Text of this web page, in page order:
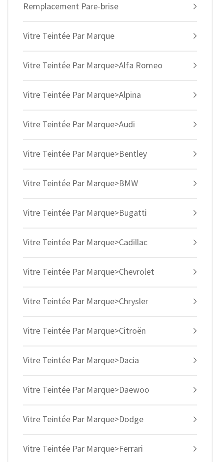
Remplacement Pare-brise
Vitre Teintée Par Marque
Vitre Teintée Par Marque>Alfa Romeo
Vitre Teintée Par Marque>Alpina
Vitre Teintée Par Marque>Audi
Vitre Teintée Par Marque>Bentley
Vitre Teintée Par Marque>BMW
Vitre Teintée Par Marque>Bugatti
Vitre Teintée Par Marque>Cadillac
Vitre Teintée Par Marque>Chevrolet
Vitre Teintée Par Marque>Chrysler
Vitre Teintée Par Marque>Citroën
Vitre Teintée Par Marque>Dacia
Vitre Teintée Par Marque>Daewoo
Vitre Teintée Par Marque>Dodge
Vitre Teintée Par Marque>Ferrari